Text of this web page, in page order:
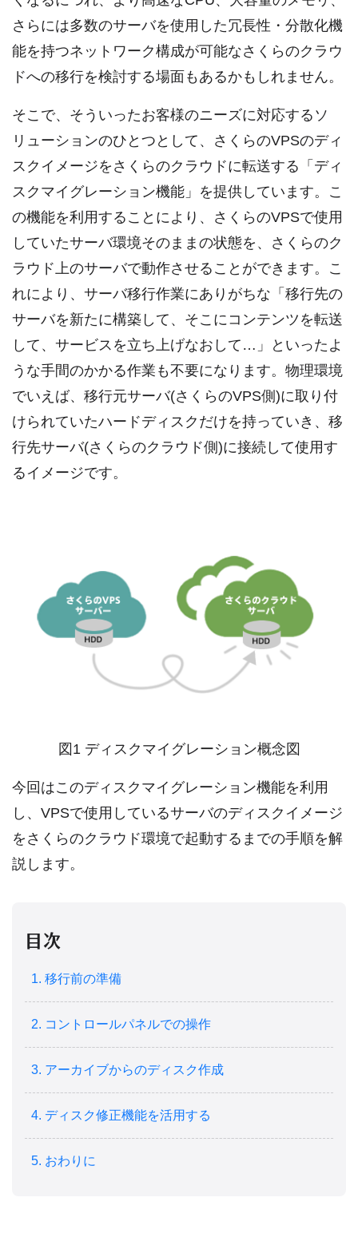
さらには多数のサーバを使用した冗長性・分散化機
能を持つネットワーク構成が可能なさくらのクラウ
ドへの移行を検討する場面もあるかもしれません。
そこで、そういったお客様のニーズに対応するソ
リューションのひとつとして、さくらのVPSのディ
スクイメージをさくらのクラウドに転送する「ディ
スクマイグレーション機能」を提供しています。こ
の機能を利用することにより、さくらのVPSで使用
していたサーバ環境そのままの状態を、さくらのク
ラウド上のサーバで動作させることができます。こ
れにより、サーバ移行作業にありがちな「移行先の
サーバを新たに構築して、そこにコンテンツを転送
して、サービスを立ち上げなおして…」といったよ
うな手間のかかる作業も不要になります。物理環境
でいえば、移行元サーバ(さくらのVPS側)に取り付
けられていたハードディスクだけを持っていき、移
行先サーバ(さくらのクラウド側)に接続して使用す
るイメージです。
図1 ディスクマイグレーション概念図
今回はこのディスクマイグレーション機能を利用
し、VPSで使用しているサーバのディスクイメージ
をさくらのクラウド環境で起動するまでの手順を解
説します。
目次
1. 移行前の準備
2. コントロールパネルでの操作
3. アーカイブからのディスク作成
4. ディスク修正機能を活用する
5. おわりに